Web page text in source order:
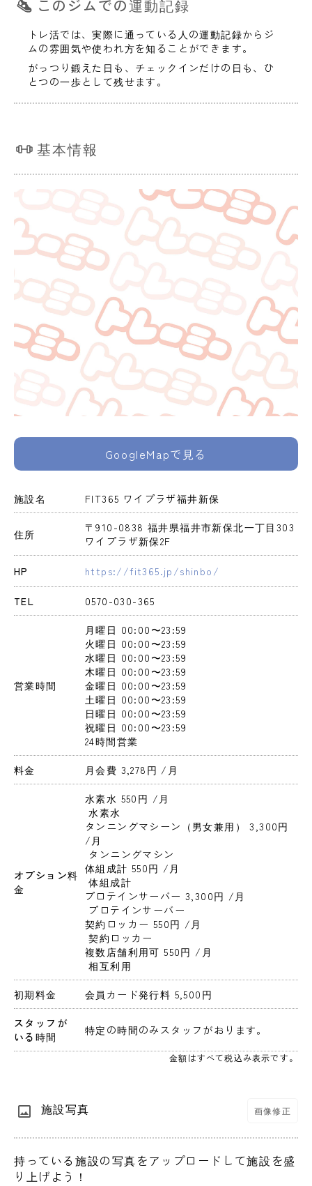
このジムでの運動記録
トレ活では、実際に通っている人の運動記録からジ
ムの雰囲気や使われ方を知ることができます。
がっつり鍛えた日も、チェックインだけの日も、ひ
とつの一歩として残せます。
基本情報
GoogleMapで見る
施設名 FIT365 ワイプラザ福井新保
住所
〒910-0838 福井県福井市新保北一丁目303
ワイプラザ新保2F
HP https://fit365.jp/shinbo/
TEL 0570-030-365
営業時間
月曜日 00:00〜23:59
火曜日 00:00〜23:59
水曜日 00:00〜23:59
木曜日 00:00〜23:59
金曜日 00:00〜23:59
土曜日 00:00〜23:59
日曜日 00:00〜23:59
祝曜日 00:00〜23:59
24時間営業
料金 月会費 3,278円 /月
オプション料
金
水素水 550円 /月
水素水
/月
タンニングマシン
体組成計 550円 /月
体組成計
プロテインサーバー 3,300円 /月
プロテインサーバー
契約ロッカー 550円 /月
契約ロッカー
複数店舗利用可 550円 /月
相互利用
初期料金 会員カード発行料 5,500円
スタッフが
いる時間
特定の時間のみスタッフがおります。
金額はすべて税込み表示です。
施設写真 画像修正
持っている施設の写真をアップロードして施設を盛
り上げよう！